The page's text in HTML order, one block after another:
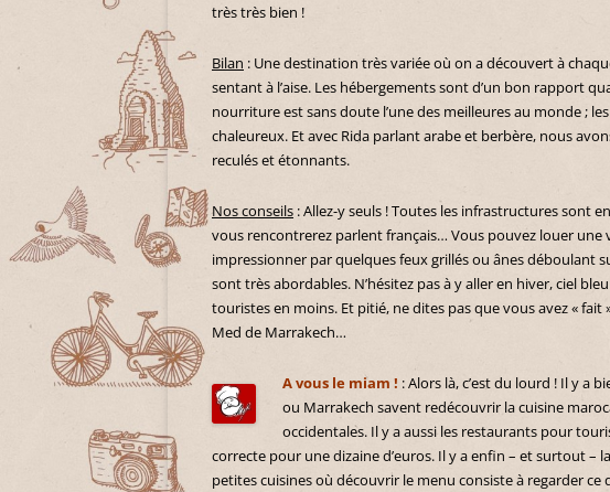
très très bien !
Bilan : Une destination très variée où on a découvert à
sentant à l’aise. Les hébergements sont d’un bon rapport
nourriture est sans doute l’une des meilleures au monde ;
chaleureux. Et avec Rida parlant arabe et berbère, nous
reculés et étonnants.
Nos conseils : Allez-y seuls ! Toutes les infrastructures sont
vous rencontrerez parlent français… Vous pouvez louer une
impressionner par quelques feux grillés ou ânes déboulant
sont très abordables. N’hésitez pas à y aller en hiver, ciel
touristes en moins. Et pitié, ne dites pas que vous avez «
Med de Marrakech…
A vous le miam ! : Alors là, c’est du lourd ! Il y a
ou Marrakech savent redécouvrir la cuisine
occidentales. Il y a aussi les restaurants pour
correcte pour une dizaine d’euros. Il y a enfin – et surtout –
petites cuisines où découvrir le menu consiste à regarder